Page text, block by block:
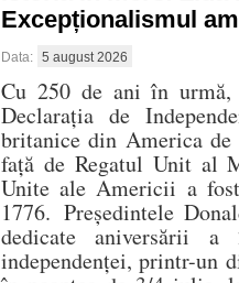
Excepționalismul
Data: 5 august 2026
Cu 250 de ani în
Declarația de
britanice din America de
față de Regatul Unit al
Unite ale Americii a
1776. Președintele
dedicate aniversării
independenței, printr-un